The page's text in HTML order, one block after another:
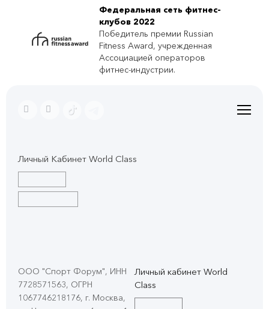
Федеральная сеть фитнес-
клубов 2022
Победитель премии Russian
Fitness Award, учрежденная
Ассоциацией операторов
фитнес-индустрии.
Личный Кабинет World Class
ООО "Спорт Форум", ИНН
7728571563, ОГРН
1067746218176, г. Москва,
Личный кабинет World
Class